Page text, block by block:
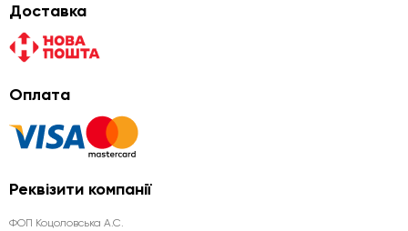
Доставка
Оплата
Реквізити компанії
ФОП Коцоловська А.С.